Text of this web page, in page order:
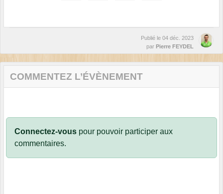
Publié le 04 déc. 2023
par Pierre FEYDEL
COMMENTEZ L’ÉVÈNEMENT
Connectez-vous pour pouvoir participer aux
commentaires.